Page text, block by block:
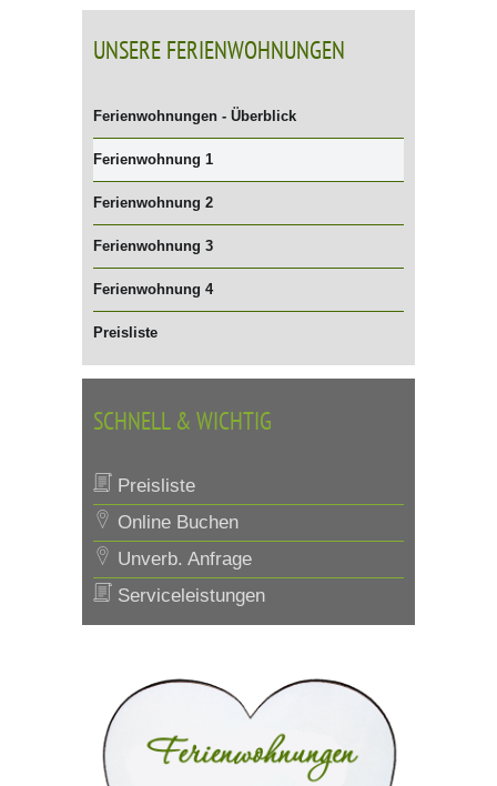
UNSERE FERIENWOHNUNGEN
Ferienwohnungen - Überblick
Ferienwohnung 1
Ferienwohnung 2
Ferienwohnung 3
Ferienwohnung 4
Preisliste
SCHNELL & WICHTIG
Preisliste
Online Buchen
Unverb. Anfrage
Serviceleistungen